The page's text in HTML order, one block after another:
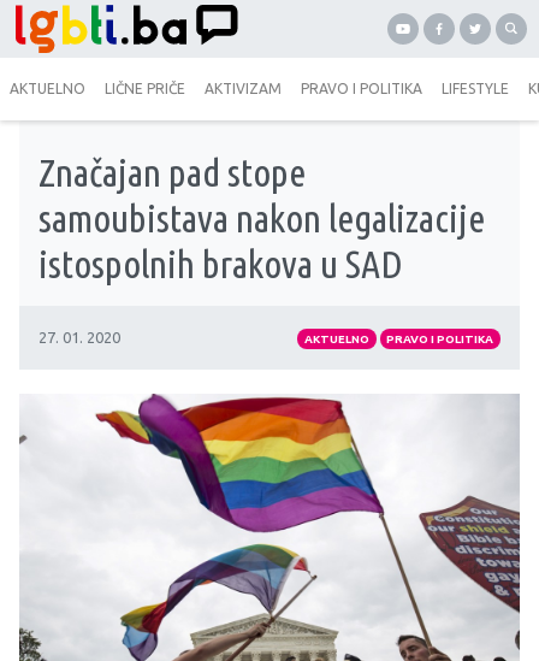
AKTUELNO LIČNE PRIČE AKTIVIZAM PRAVO I POLITIKA LIFESTYLE
Značajan pad stope
samoubistava nakon legalizacije
istospolnih brakova u SAD
27. 01. 2020 AKTUELNO PRAVO I POLITIKA